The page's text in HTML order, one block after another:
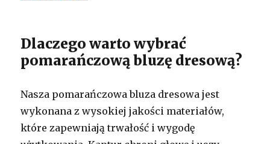
Dlaczego warto wybrać
pomarańczową bluzę dresową?
Nasza pomarańczowa bluza dresowa jest
wykonana z wysokiej jakości materiałów,
które zapewniają trwałość i wygodę